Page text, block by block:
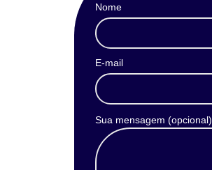
Nome
E-mail
Sua mensagem (opcional)